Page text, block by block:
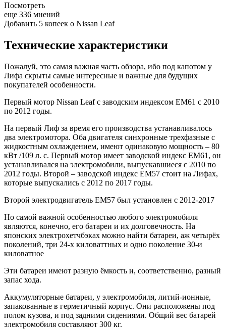
Посмотреть
еще 336 мнений
Добавить 5 копеек о Nissan Leaf
Технические характеристики
Пожалуй, это самая важная часть обзора, ибо под капотом у
Лифа скрыты самые интересные и важные для будущих
покупателей особенности.
Первый мотор Nissan Leaf с заводским индексом EM61 с 2010
по 2012 годы.
На первый Лиф за время его производства устанавливалось
два электромотора. Оба двигателя синхронные трехфазные с
жидкостным охлаждением, имеют одинаковую мощность – 80
кВт /109 л. с. Первый мотор имеет заводской индекс EM61, он
устанавливался на электромобили, выпускавшиеся с 2010 по
2012 годы. Второй – заводской индекс EM57 стоит на Лифах,
которые выпускались с 2012 по 2017 годы.
Второй электродвигатель EM57 был установлен с 2012-2017
Но самой важной особенностью любого электромобиля
являются, конечно, его батареи и их долговечность. На
японских электрохетчбэках можно найти батареи, аж четырёх
поколений, три 24-х киловаттных и одно поколение 30-и
киловатное
Эти батареи имеют разную ёмкость и, соответственно, разный
запас хода.
Аккумуляторные батареи, у электромобиля, литий-ионные,
запакованные в герметичный корпус. Они расположены под
полом кузова, и под задними сидениями. Общий вес батарей
электромобиля составляют 300 кг.